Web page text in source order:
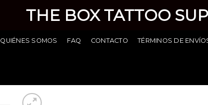
THE BOX TATTOO
QUIÉNES SOMOS FAQ CONTACTO TÉRMINOS DE